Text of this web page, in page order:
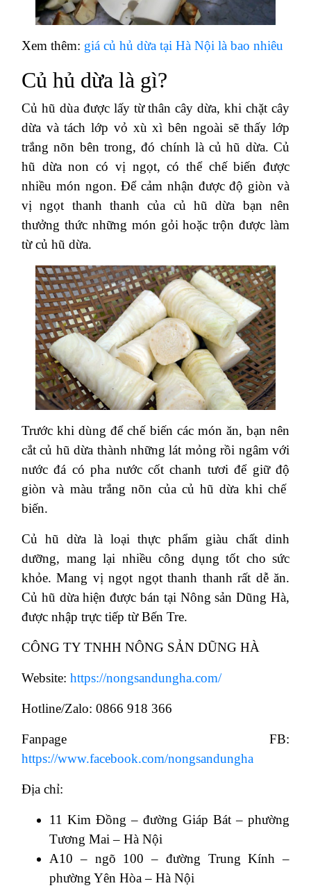
Xem thêm: giá củ hủ dừa tại Hà Nội là bao nhiêu
Củ hủ dừa là gì?
Củ hũ dùa được lấy từ thân cây dừa, khi chặt cây
dừa và tách lớp vỏ xù xì bên ngoài sẽ thấy lớp
trắng nõn bên trong, đó chính là củ hũ dừa. Củ
hũ dừa non có vị ngọt, có thể chế biến được
nhiều món ngon. Để cảm nhận được độ giòn và
vị ngọt thanh thanh của củ hũ dừa bạn nên
thưởng thức những món gỏi hoặc trộn được làm
từ củ hũ dừa.
Trước khi dùng để chế biến các món ăn, bạn nên
cắt củ hũ dừa thành những lát mỏng rồi ngâm với
nước đá có pha nước cốt chanh tươi để giữ độ
giòn và màu trắng nõn của củ hũ dừa khi chế
biến.
Củ hũ dừa là loại thực phẩm giàu chất dinh
dưỡng, mang lại nhiều công dụng tốt cho sức
khỏe. Mang vị ngọt ngọt thanh thanh rất dễ ăn.
Củ hũ dừa hiện được bán tại Nông sản Dũng Hà,
được nhập trực tiếp từ Bến Tre.
CÔNG TY TNHH NÔNG SẢN DŨNG HÀ
Website: https://nongsandungha.com/
Hotline/Zalo: 0866 918 366
Fanpage FB:
https://www.facebook.com/nongsandungha
Địa chỉ:
11 Kim Đồng – đường Giáp Bát – phường
Tương Mai – Hà Nội
A10 – ngõ 100 – đường Trung Kính –
phường Yên Hòa – Hà Nội